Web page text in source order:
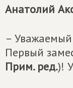
Анатолий
–
Первый
Прим. ред.)!